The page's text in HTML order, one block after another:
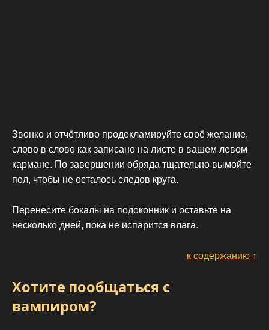
Звонко и отчётливо продекламируйте своё желание,
слово в слово как записано на листе в вашем левом
кармане. По завершении обряда тщательно вымойте
пол, чтобы не осталось следов круга.
Перенесите бокалы на подоконник и оставьте на
несколько дней, пока не испарится влага.
к содержанию ↑
Хотите пообщаться с
вампиром?